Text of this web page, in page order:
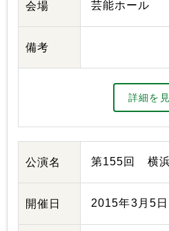
会場 芸能ホール
備考
詳細を
公演名 第155回 横
開催日 2015年3月5